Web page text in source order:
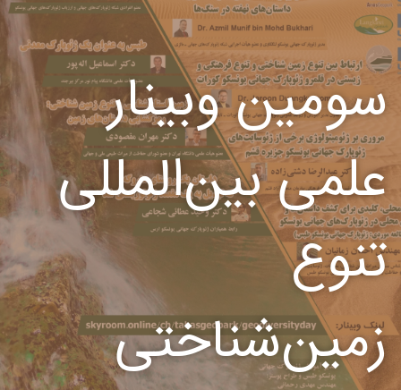
سومین وبینار
علمی بین‌المللی
تنوع
زمین‌شناختی